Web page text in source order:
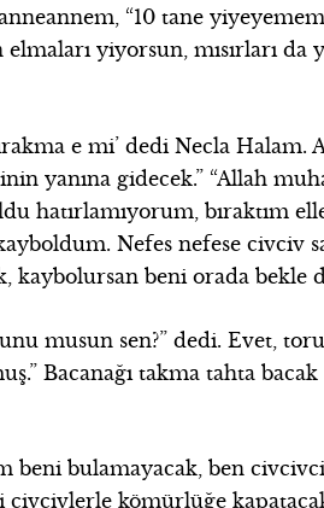
anneannem, “10 tane
yiyorsun, mısırları da
e mi’ dedi Necla Halam.
yanına gidecek.” “Allah
hatırlamıyorum, bıraktım
Nefes nefese civciv
kaybolursan beni orada bekle
musun sen?” dedi. Evet,
Bacanağı takma tahta bacak
bulamayacak, ben
kömürlüğe